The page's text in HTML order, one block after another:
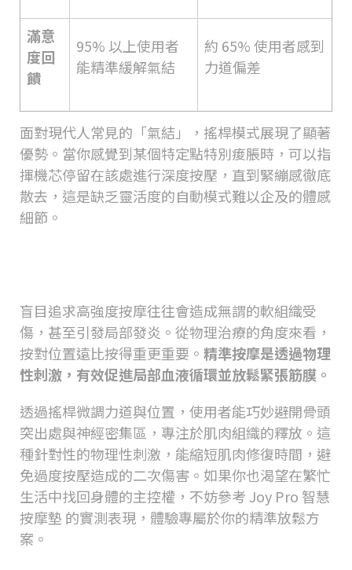
滿意
度回
饋
95% 以上使用者
能精準緩解氣結
約 65%使用者感到
力道偏差
面對現代人常見的「氣結」，搖桿模式展現了顯著
優勢。當你感覺到某個特定點特別痠脹時，可以指
揮機芯停留在該處進行深度按壓，直到緊繃感徹底
散去，這是缺乏靈活度的自動模式難以企及的體感
細節。
盲目追求高強度按摩往往會造成無謂的軟組織受
傷，甚至引發局部發炎。從物理治療的角度來看，
按對位置遠比按得重更重要。 精準按摩是透過物理
性刺激，有效促進局部血液循環並放鬆緊張筋膜。
透過搖桿微調力道與位置，使用者能巧妙避開骨頭
突出處與神經密集區，專注於肌肉組織的釋放。這
種針對性的物理性刺激，能縮短肌肉修復時間，避
免過度按壓造成的二次傷害。如果你也渴望在繁忙
生活中找回身體的主控權，不妨參考Joy Pro 智慧
按摩墊 的實測表現，體驗專屬於你的精準放鬆方
案。